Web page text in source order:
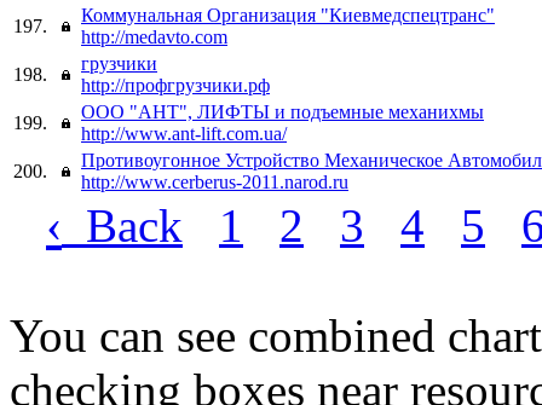
197.
Коммунальная Организация "Киевмедспецтранс"
http://medavto.com
198.
грузчики
http://профгрузчики.рф
199.
ООО "АНТ", ЛИФТЫ и подъемные механихмы
http://www.ant-lift.com.ua/
200.
Противоугонное Устройство Механическое
http://www.cerberus-2011.narod.ru
‹ Back 1 2 3 4 5
You can see combined
checking boxes near